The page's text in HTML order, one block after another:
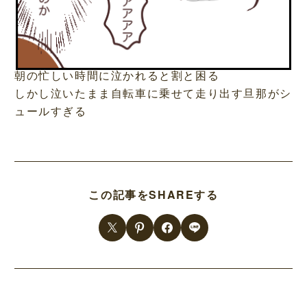
朝の忙しい時間に泣かれると割と困る
しかし泣いたまま自転車に乗せて走り出す旦那がシ
ュールすぎる
この記事をSHAREする